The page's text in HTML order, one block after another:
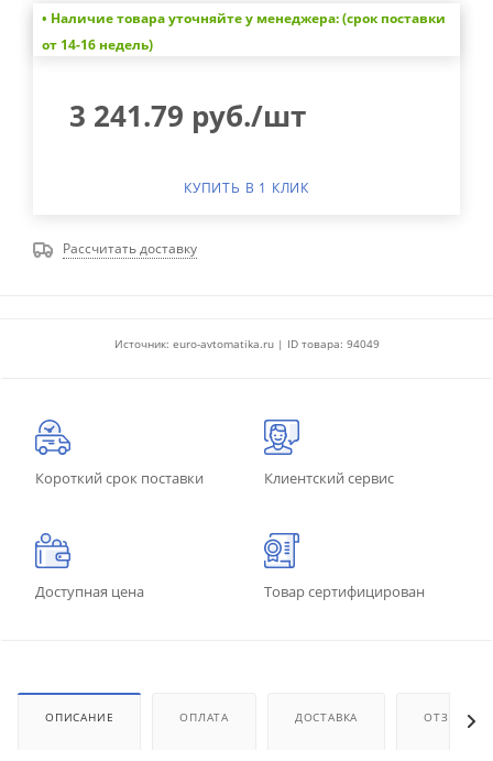
• Наличие товара уточняйте у менеджера: (срок поставки
от 14-16 недель)
3 241.79 руб./шт
КУПИТЬ В 1 КЛИК
Рассчитать доставку
Источник: euro-avtomatika.ru | ID товара: 94049
Короткий срок поставки Клиентский сервис
Доступная цена Товар сертифицирован
ОПИСАНИЕ ОПЛАТА ДОСТАВКА ОТЗЫВЫ